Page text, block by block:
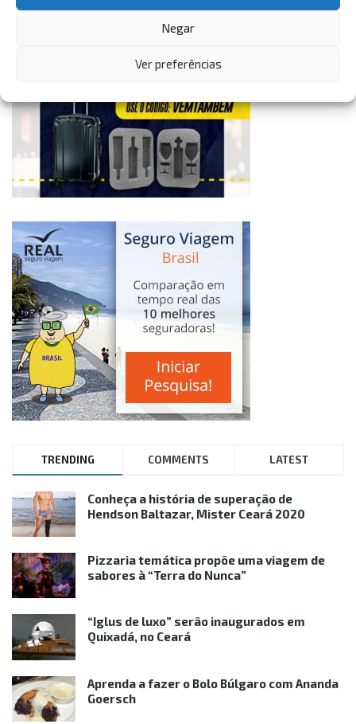
Negar
Ver preferências
TRENDING COMMENTS LATEST
Conheça a história de superação de
Hendson Baltazar, Mister Ceará 2020
Pizzaria temática propõe uma viagem de
sabores à “Terra do Nunca”
“Iglus de luxo” serão inaugurados em
Quixadá, no Ceará
Aprenda a fazer o Bolo Búlgaro com Ananda
Goersch